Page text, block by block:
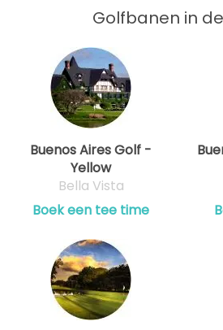
Golfbanen in
Buenos Aires Golf -
Yellow
Bella Vista
Boek een tee time